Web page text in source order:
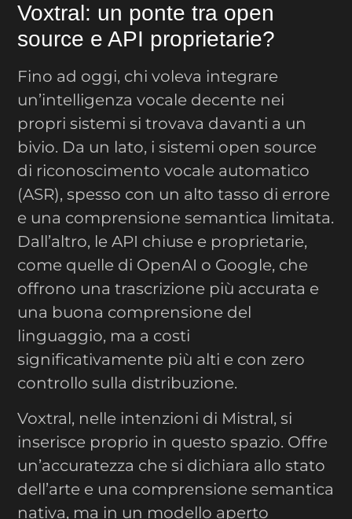
Voxtral: un ponte tra open
source e API proprietarie?
Fino ad oggi, chi voleva integrare
un’intelligenza vocale decente nei
propri sistemi si trovava davanti a un
bivio. Da un lato, i sistemi open source
di riconoscimento vocale automatico
(ASR), spesso con un alto tasso di errore
e una comprensione semantica limitata.
Dall’altro, le API chiuse e proprietarie,
come quelle di OpenAI o Google, che
offrono una trascrizione più accurata e
una buona comprensione del
linguaggio, ma a costi
significativamente più alti e con zero
controllo sulla distribuzione.
Voxtral, nelle intenzioni di Mistral, si
inserisce proprio in questo spazio. Offre
un’accuratezza che si dichiara allo stato
dell’arte e una comprensione semantica
nativa, ma in un modello aperto